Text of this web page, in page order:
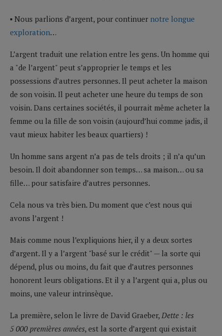
▪ Nous parlions d’argent, pour continuer notre longue
exploration…
L’argent traduit une relation entre les gens. Un homme qui
a "de l’argent" peut s’approprier le temps et les
possessions d’autres personnes. Il peut acheter la maison
de son voisin. Il peut acheter une heure du temps de son
voisin. Dans certaines sociétés, il pourrait même acheter la
femme ou la fille de son voisin (aujourd’hui comme jadis, il
vaut mieux habiter les beaux quartiers) !
Un homme sans argent n’a pas de tels droits ; il n’a qu’un
besoin. Il doit abandonner son temps… sa maison… ou sa
fille… pour satisfaire d’autres personnes.
Cela nous va très bien. Du moment que c’est nous qui
avons l’argent !
Mais comme nous l’expliquions hier, il y a deux sortes
d’argent. Il y a l’argent "basé sur le crédit" — la sorte qui
dépend, plus ou moins, du fait que d’autres personnes
honorent leurs obligations. Et il y a l’argent qui a, plus ou
moins, une valeur intrinsèque.
La première, selon le livre de David Graeber, Dette : les
5 000 premières années, est la sorte d’argent qui existait